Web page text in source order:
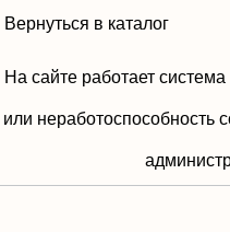
Вернуться в каталог
На сайте работает
или неработоспособность